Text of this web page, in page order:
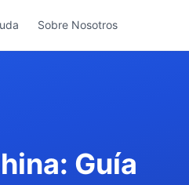
Sobre Nosotros
Guía